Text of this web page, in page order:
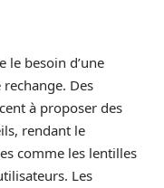
le besoin d’une
Des
à proposer des
rendant le
comme les lentilles
Les